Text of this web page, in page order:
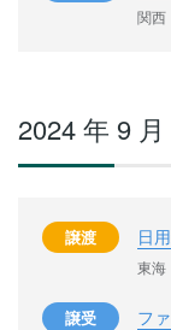
関西
2024 年 9 月
譲渡 日
東海
譲受 フ